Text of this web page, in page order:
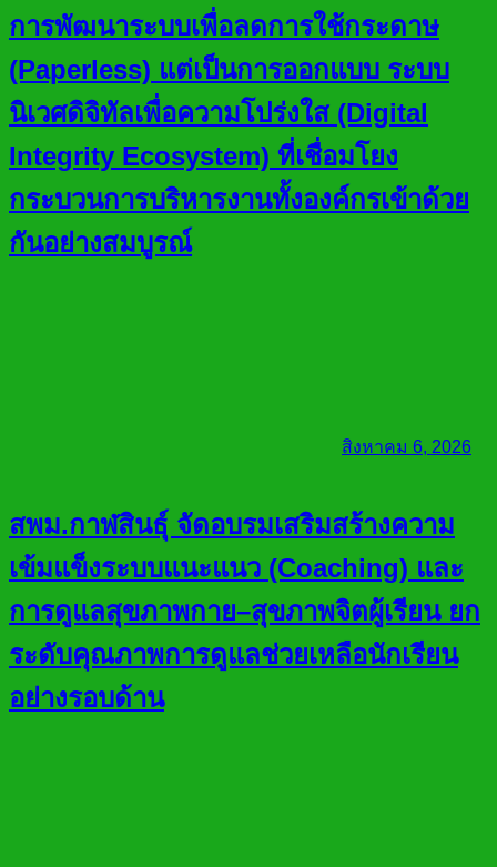
การพัฒนาระบบเพื่อลดการใช้กระดาษ
(Paperless) แต่เป็นการออกแบบ ระบบ
นิเวศดิจิทัลเพื่อความโปร่งใส (Digital
Integrity Ecosystem) ที่เชื่อมโยง
กระบวนการบริหารงานทั้งองค์กรเข้าด้วย
กันอย่างสมบูรณ์
สิงหาคม 6, 2026
สพม.กาฬสินธุ์ จัดอบรมเสริมสร้างความ
เข้มแข็งระบบแนะแนว (Coaching) และ
การดูแลสุขภาพกาย–สุขภาพจิตผู้เรียน ยก
ระดับคุณภาพการดูแลช่วยเหลือนักเรียน
อย่างรอบด้าน